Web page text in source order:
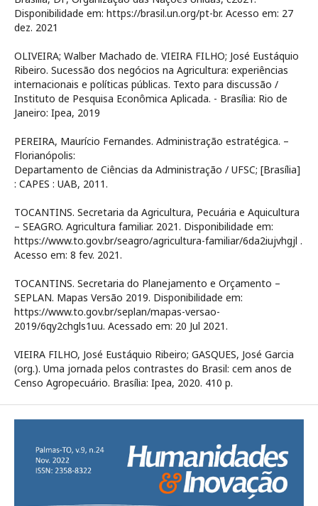
Disponibilidade em: https://brasil.un.org/pt-br. Acesso em: 27
dez. 2021
OLIVEIRA; Walber Machado de. VIEIRA FILHO; José Eustáquio
Ribeiro. Sucessão dos negócios na Agricultura: experiências
internacionais e políticas públicas. Texto para discussão /
Instituto de Pesquisa Econômica Aplicada. - Brasília: Rio de
Janeiro: Ipea, 2019
PEREIRA, Maurício Fernandes. Administração estratégica. –
Florianópolis:
Departamento de Ciências da Administração / UFSC; [Brasília]
: CAPES : UAB, 2011.
TOCANTINS. Secretaria da Agricultura, Pecuária e Aquicultura
– SEAGRO. Agricultura familiar. 2021. Disponibilidade em:
https://www.to.gov.br/seagro/agricultura-familiar/6da2iujvhgjl .
Acesso em: 8 fev. 2021.
TOCANTINS. Secretaria do Planejamento e Orçamento –
SEPLAN. Mapas Versão 2019. Disponibilidade em:
https://www.to.gov.br/seplan/mapas-versao-
2019/6qy2chgls1uu. Acessado em: 20 Jul 2021.
VIEIRA FILHO, José Eustáquio Ribeiro; GASQUES, José Garcia
(org.). Uma jornada pelos contrastes do Brasil: cem anos de
Censo Agropecuário. Brasília: Ipea, 2020. 410 p.